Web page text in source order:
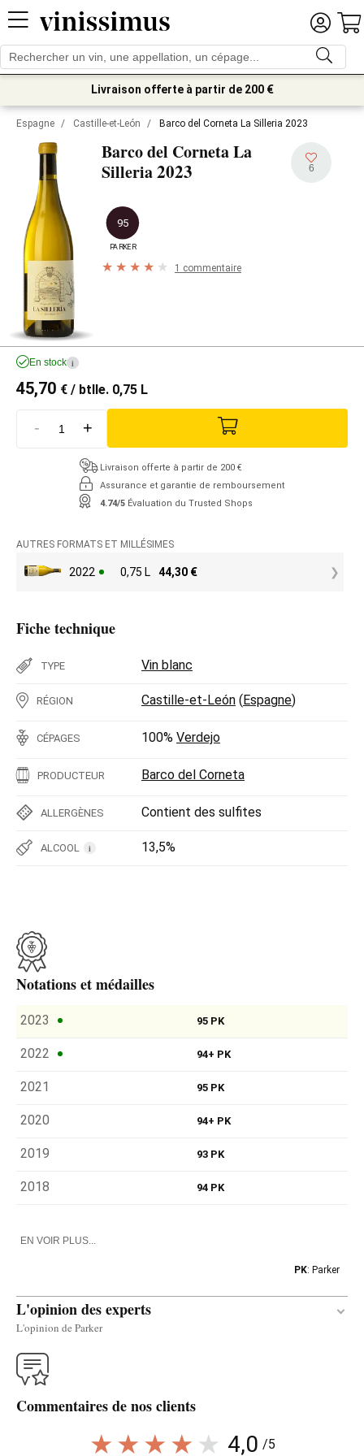
Livraison offerte à partir de 200 €
Espagne / Castille-et-León / Barco del Corneta La Silleria 2023
Barco del Corneta La
Silleria2023 6
95
PARKER
1 commentaire
En stock i
45,70 € / btlle. 0,75 L
- +
Livraison offerte à partir de 200 €
Assurance et garantie de remboursement
4.74/5 Évaluation du Trusted Shops
AUTRES FORMATS ET MILLÉSIMES
2022 0,75 L 44,30 €
Fiche technique
TYPE Vin blanc
RÉGION Castille-et-León (Espagne)
CÉPAGES 100% Verdejo
PRODUCTEUR Barco del Corneta
ALLERGÈNES Contient des sulfites
ALCOOL i 13,5%
Notations et médailles
2023 95 PK
2022 94+ PK
2021 95 PK
2020 94+ PK
2019 93 PK
2018 94 PK
EN VOIR PLUS...
PK: Parker
L'opinion des experts
L'opinion de Parker
Traduire
La Sillería was produced from four small plots of
Commentaires de nos clients
4,0 /5